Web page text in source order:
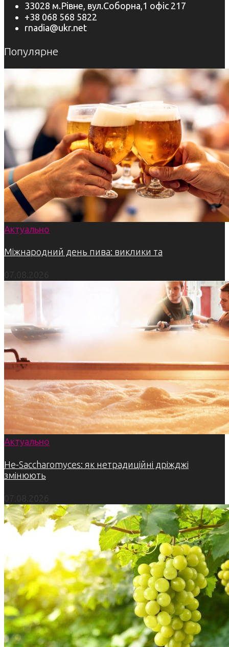
33028 м.Рівне, вул.Соборна,1 офіс 217
+38 068 568 5822
rnadia@ukr.net
Популярне
Актуально
Міжнародний день пива: виклики та
Актуально
Не-Saccharomyces: як нетрадиційні дріжджі
змінюють